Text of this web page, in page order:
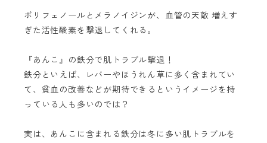
ポリフェノールとメラノイジンが、血管の天敵 増えす
ぎた活性酸素を撃退してくれる。
『あんこ』の鉄分で肌トラブル撃退！
鉄分といえば、レバーやほうれん草に多く含まれてい
て、貧血の改善などが期待できるというイメージを持
っている人も多いのでは？
実は、あんこに含まれる鉄分は冬に多い肌トラブルを